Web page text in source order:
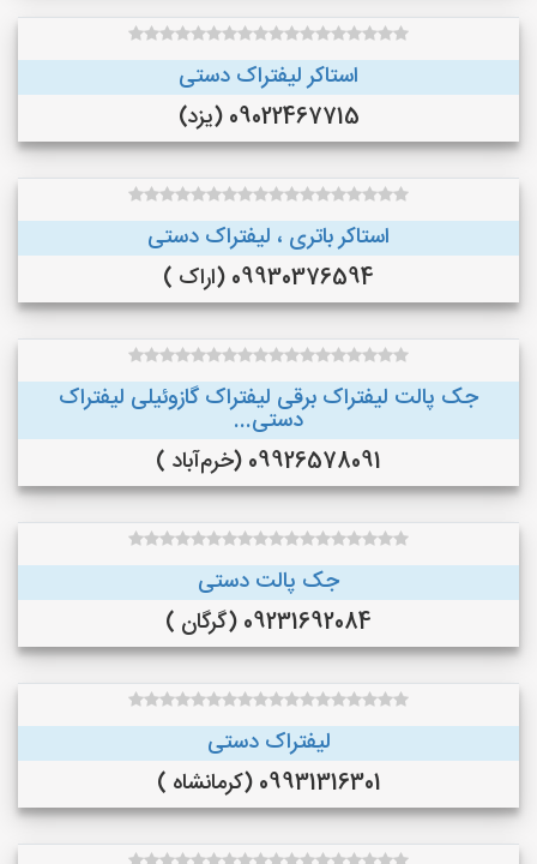
استاکر لیفتراک دستی
09022467715 (یزد)
استاکر باتری ، لیفتراک دستی
09930376594 (اراک )
جک پالت لیفتراک برقی لیفتراک گازوئیلی لیفتراک
دستی...
09926578091 (خرم‌آباد )
جک پالت دستی
09231692084 (گرگان )
لیفتراک دستی
09931316301 (کرمانشاه )